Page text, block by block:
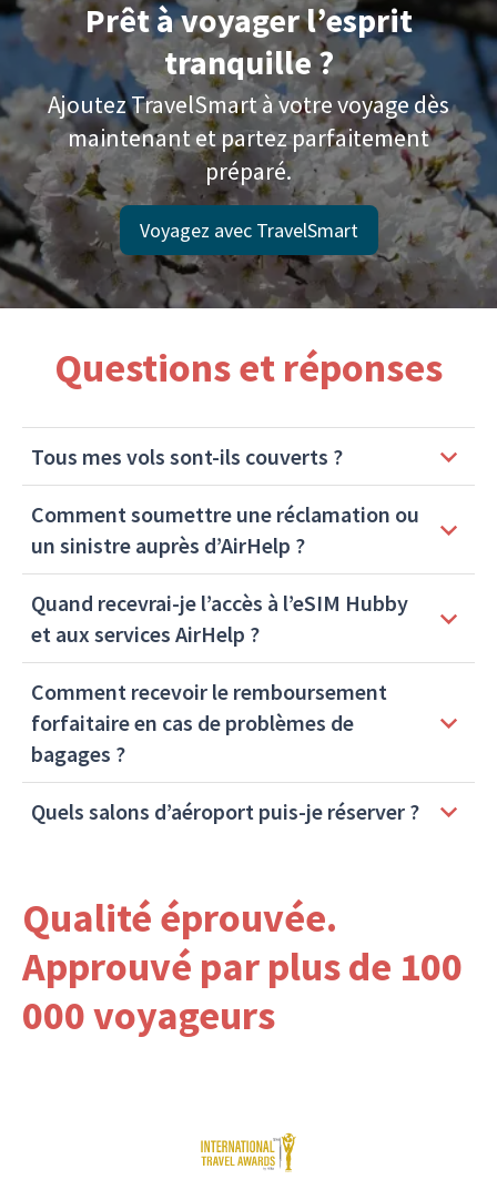
Prêt à voyager l’esprit
tranquille ?
Ajoutez TravelSmart à votre voyage dès
maintenant et partez parfaitement
préparé.
Voyagez avec TravelSmart
Questions et réponses
Tous mes vols sont-ils couverts ?
Comment soumettre une réclamation ou
un sinistre auprès d’AirHelp ?
Quand recevrai-je l’accès à l’eSIM Hubby
et aux services AirHelp ?
Comment recevoir le remboursement
forfaitaire en cas de problèmes de
bagages ?
Quels salons d’aéroport puis-je réserver ?
Qualité éprouvée.
Approuvé par plus de 100
000 voyageurs